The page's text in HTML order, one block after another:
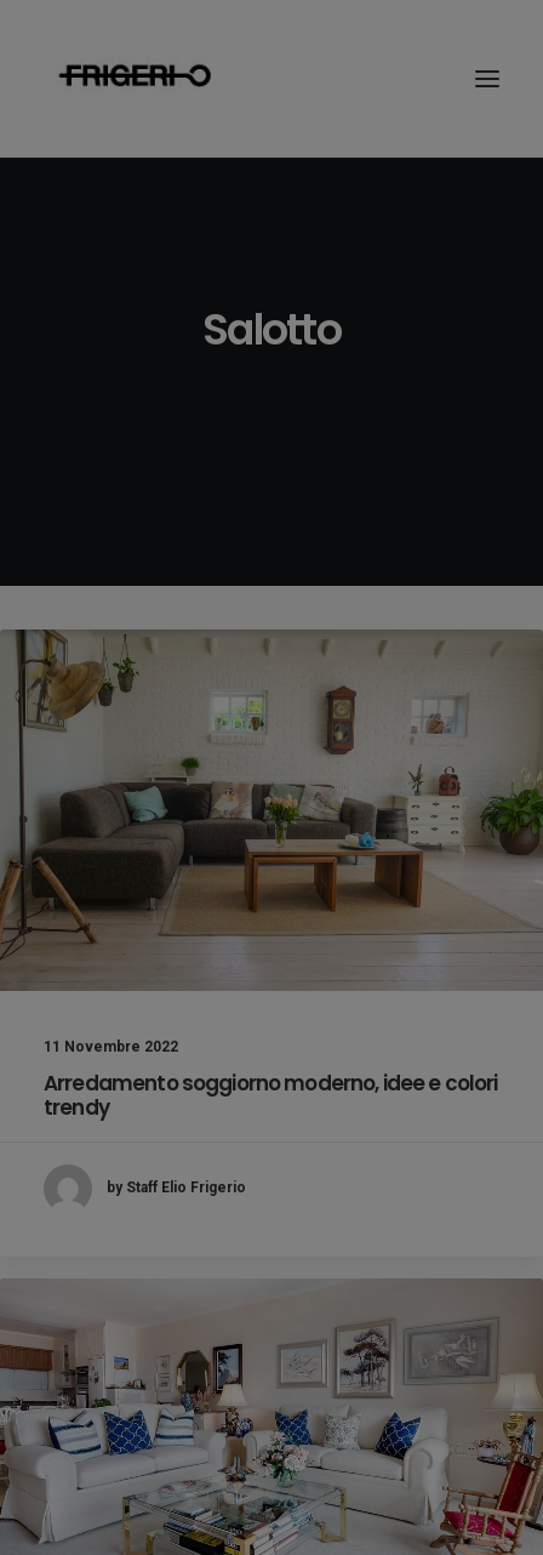
Salotto
11 Novembre 2022
Arredamento soggiorno moderno, idee e colori
trendy
by Staff Elio Frigerio